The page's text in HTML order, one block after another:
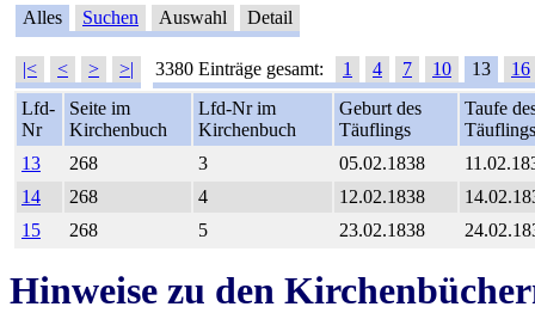
Alles Suchen Auswahl Detail
|< < > >| 3380 Einträge gesamt: 1 4 7 10 13
16
Lfd-
Nr
Seite im
Kirchenbuch
Lfd-Nr im
Kirchenbuch
Geburt des
Täuflings
Taufe
Täuflings
13
268 3 05.02.1838
14
268 4 12.02.1838
15
268 5 23.02.1838
Hinweise zu den